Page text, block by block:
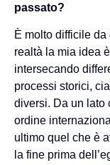
passato?
È molto difficile da
realtà la mia idea
intersecando
processi storici,
diversi. Da un lato
ordine
ultimo quel che è
la fine prima